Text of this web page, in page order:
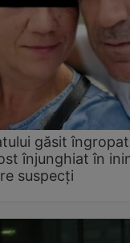
găsit
înjunghiat în
suspecți